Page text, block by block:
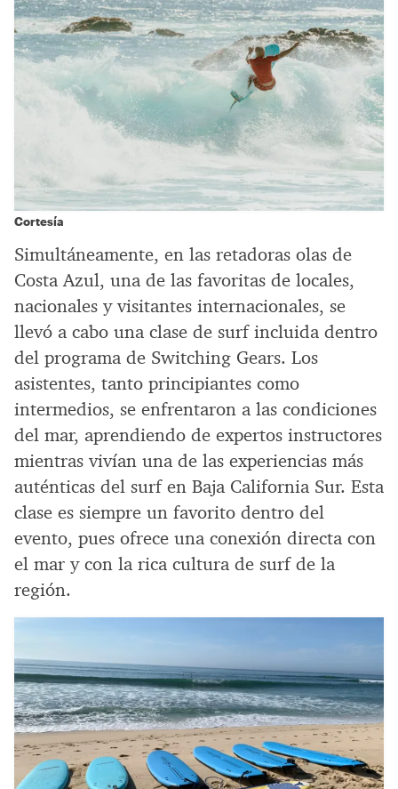
Cortesía
Simultáneamente, en las retadoras olas de
Costa Azul, una de las favoritas de locales,
nacionales y visitantes internacionales, se
llevó a cabo una clase de surf incluida dentro
del programa de Switching Gears. Los
asistentes, tanto principiantes como
intermedios, se enfrentaron a las condiciones
del mar, aprendiendo de expertos instructores
mientras vivían una de las experiencias más
auténticas del surf en Baja California Sur. Esta
clase es siempre un favorito dentro del
evento, pues ofrece una conexión directa con
el mar y con la rica cultura de surf de la
región.